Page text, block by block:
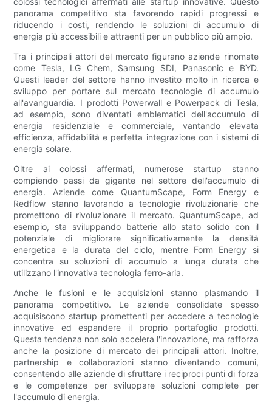
panorama competitivo sta favorendo rapidi progressi e
riducendo i costi, rendendo le soluzioni di accumulo di
energia più accessibili e attraenti per un pubblico più ampio.
Tra i principali attori del mercato figurano aziende rinomate
come Tesla, LG Chem, Samsung SDI, Panasonic e BYD.
Questi leader del settore hanno investito molto in ricerca e
sviluppo per portare sul mercato tecnologie di accumulo
all'avanguardia. I prodotti Powerwall e Powerpack di Tesla,
ad esempio, sono diventati emblematici dell'accumulo di
energia residenziale e commerciale, vantando elevata
efficienza, affidabilità e perfetta integrazione con i sistemi di
energia solare.
Oltre ai colossi affermati, numerose startup stanno
compiendo passi da gigante nel settore dell'accumulo di
energia. Aziende come QuantumScape, Form Energy e
Redflow stanno lavorando a tecnologie rivoluzionarie che
promettono di rivoluzionare il mercato. QuantumScape, ad
esempio, sta sviluppando batterie allo stato solido con il
potenziale di migliorare significativamente la densità
energetica e la durata del ciclo, mentre Form Energy si
concentra su soluzioni di accumulo a lunga durata che
utilizzano l'innovativa tecnologia ferro-aria.
Anche le fusioni e le acquisizioni stanno plasmando il
panorama competitivo. Le aziende consolidate spesso
acquisiscono startup promettenti per accedere a tecnologie
innovative ed espandere il proprio portafoglio prodotti.
Questa tendenza non solo accelera l'innovazione, ma rafforza
anche la posizione di mercato dei principali attori. Inoltre,
partnership e collaborazioni stanno diventando comuni,
consentendo alle aziende di sfruttare i reciproci punti di forza
e le competenze per sviluppare soluzioni complete per
l'accumulo di energia.